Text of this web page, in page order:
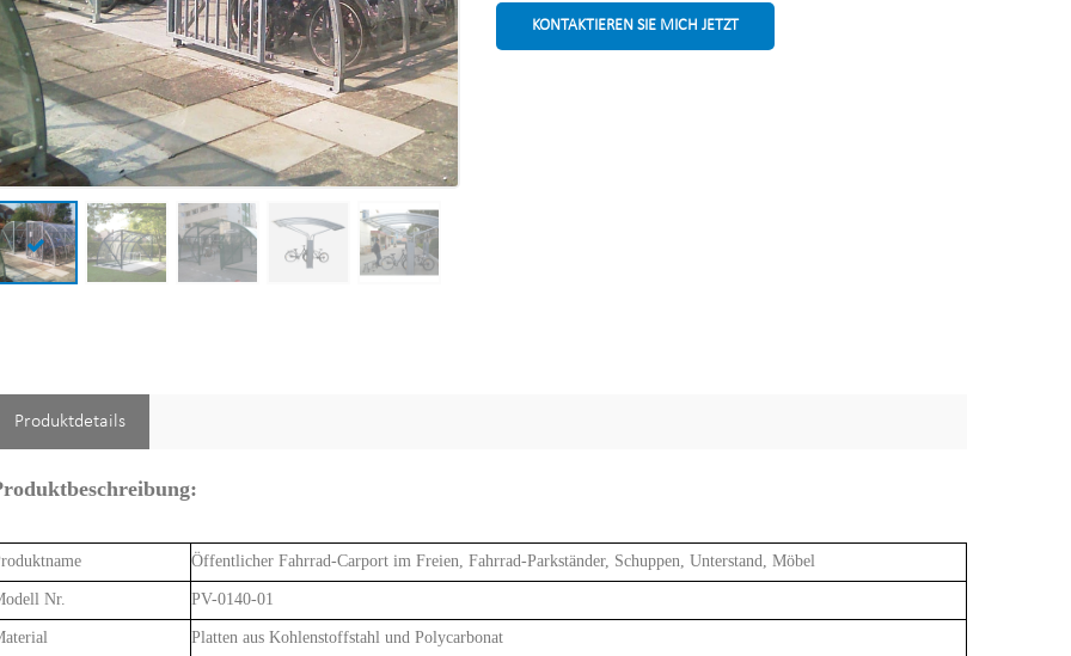
KONTAKTIEREN SIE MICH JETZT
Produktdetails
Öffentlicher Fahrrad-Carport im Freien, Fahrrad-Parkständer, Schuppen, Unterstand, Möbel
Nr. PV-0140-01
Platten aus Kohlenstoffstahl und Polycarbonat